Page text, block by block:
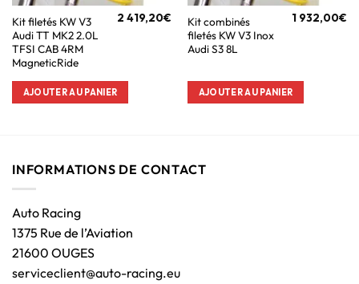
Kit filetés KW V3
Audi TT MK2 2.0L
TFSI CAB 4RM
MagneticRide
2 419,20€
AJOUTER AU PANIER
Kit combinés
filetés KW V3 Inox
Audi S3 8L
1 932,00€
AJOUTER AU PANIER
INFORMATIONS DE CONTACT
Auto Racing
1375 Rue de l’Aviation
21600 OUGES
serviceclient@auto-racing.eu